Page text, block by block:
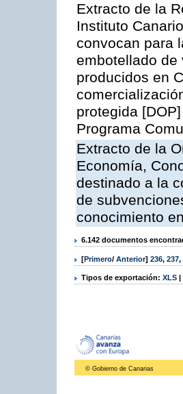
Extracto de la
Instituto
convocan para
embotellado de
producidos en
protegida
Programa
Extracto de la
Economía,
destinado a la
de
conocimiento
6.142 documentos
[Primero/ Anterior] 236, 237,
Tipos de exportación: XLS |
© Gobierno de Canarias